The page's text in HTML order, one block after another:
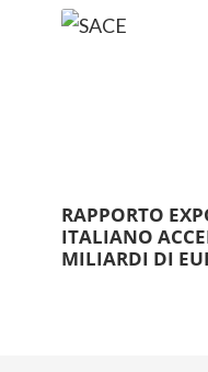
RAPPORTO
ITALIANO
MILIARDI DI